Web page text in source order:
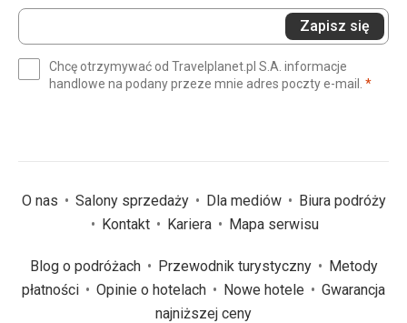
Wprowadź
swój
(wymagane)
Zapisz się
Chcę otrzymywać od Travelplanet.pl S.A. informacje
handlowe na podany przeze mnie adres poczty e-mail. *
O nas Salony sprzedaży Dla mediów
Biura podróży
Kontakt
Kariera Mapa serwisu
Blog o podróżach Przewodnik turystyczny
Metody
płatności
Opinie o hotelach Nowe hotele
Gwarancja
najniższej ceny